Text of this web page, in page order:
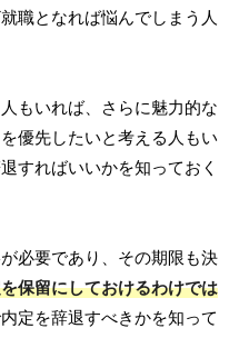
職となれば悩んでしまう人
もいれば、さらに魅力的な
優先したいと考える人もい
すればいいかを知っておく
必要であり、その期限も決
保留にしておけるわけでは
定を辞退すべきかを知って